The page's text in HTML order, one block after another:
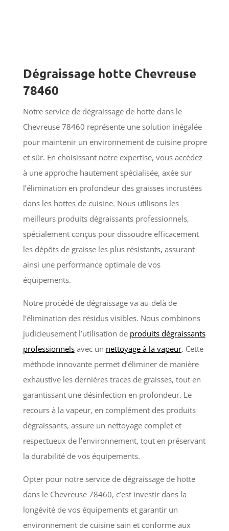
Dégraissage hotte Chevreuse
78460
Notre service de dégraissage de hotte dans le
Chevreuse 78460 représente une solution inégalée
pour maintenir un environnement de cuisine propre
et sûr. En choisissant notre expertise, vous accédez
à une approche hautement spécialisée, axée sur
l’élimination en profondeur des graisses incrustées
dans les hottes de cuisine. Nous utilisons les
meilleurs produits dégraissants professionnels,
spécialement conçus pour dissoudre efficacement
les dépôts de graisse les plus résistants, assurant
ainsi une performance optimale de vos
équipements.
Notre procédé de dégraissage va au-delà de
l’élimination des résidus visibles. Nous combinons
judicieusement l’utilisation de produits dégraissants
professionnelsavec un nettoyage à la vapeur. Cette
méthode innovante permet d’éliminer de manière
exhaustive les dernières traces de graisses, tout en
garantissant une désinfection en profondeur. Le
recours à la vapeur, en complément des produits
dégraissants, assure un nettoyage complet et
respectueux de l’environnement, tout en préservant
la durabilité de vos équipements.
Opter pour notre service de dégraissage de hotte
dans le Chevreuse 78460, c’est investir dans la
longévité de vos équipements et garantir un
environnement de cuisine sain et conforme aux